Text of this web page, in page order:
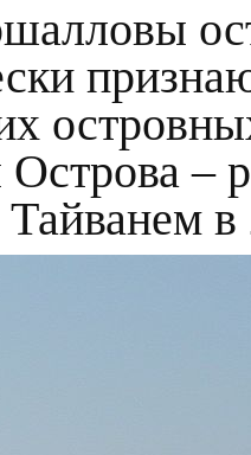
–
в